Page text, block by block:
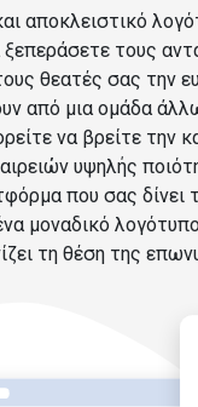
αποκλειστικό
τους
θεατές σας την
από μια ομάδα
να βρείτε την
υψηλής
που σας δίνει
μοναδικό
τη θέση της